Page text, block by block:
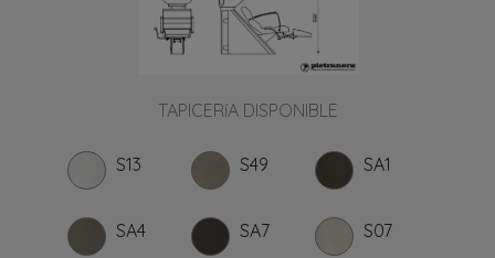
TAPICERíA DISPONIBLE
S13 S49 SA1
SA4 SA7 S07